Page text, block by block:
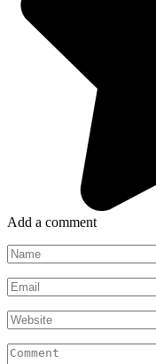
Add a comment
Name
*
Email
*
Website
Comment